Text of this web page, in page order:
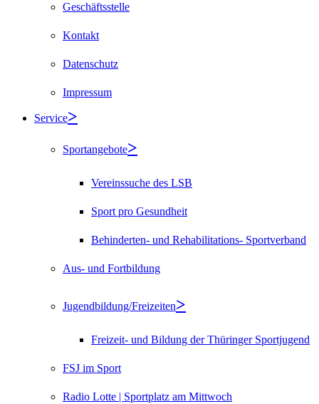
Geschäftsstelle
Kontakt
Datenschutz
Impressum
Service
Sportangebote
Vereinssuche des LSB
Sport pro Gesundheit
Behinderten- und Rehabilitations- Sportverband
Aus- und Fortbildung
Jugendbildung/Freizeiten
Freizeit- und Bildung der Thüringer Sportjugend
FSJ im Sport
Radio Lotte | Sportplatz am Mittwoch